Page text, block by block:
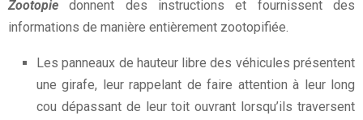
Zootopiedonnent des instructions et fournissent des
informations de manière entièrement zootopifiée.
Les panneaux de hauteur libre des véhicules présentent
une girafe, leur rappelant de faire attention à leur long
cou dépassant de leur toit ouvrant lorsqu’ils traversent